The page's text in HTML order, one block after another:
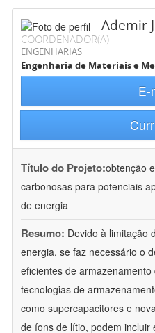
Ademir
COORDENADOR(A)
ENGENHARIAS
Engenharia de Materiais e
E-
Título do Projeto:obtenção
carbonosas para potenciais
de energia
Resumo: Devido à limitação
energia, se faz necessário o
eficientes de
tecnologias de
como supercapacitores e
de íons de lítio, podem incluir